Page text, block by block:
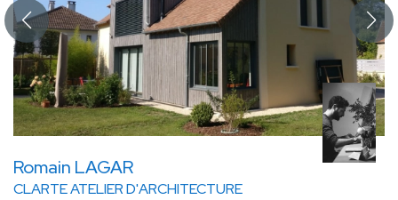
Romain LAGAR
CLARTE ATELIER D'ARCHITECTURE